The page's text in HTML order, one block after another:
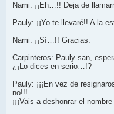
Nami: ¡¡Eh…!! Deja de
Pauly: ¡¡Yo te llevaré!! A la
Nami: ¡¡Sí…!! Gracias.
Carpinteros: Pauly-san,
¿¡Lo dices en serio…!?
Pauly: ¡¡¡En vez de
no!!!
¡¡¡Vais a deshonrar el